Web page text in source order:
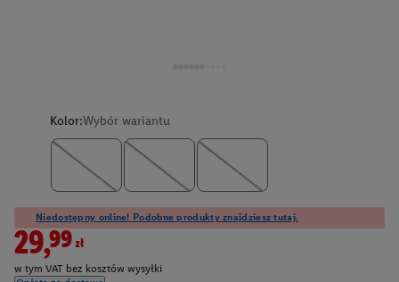
Kolor:Wybór wariantu
Niedostępny online! Podobne produkty znajdziesz tutaj.
29,99zł
w tym VAT bez kosztów wysyłki